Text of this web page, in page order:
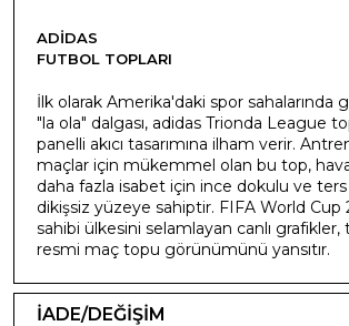
ADIDAS
FUTBOL TOPLARI
İlk olarak Amerika'daki spor sahalarında
"la ola" dalgası, adidas Trionda League
panelli akıcı tasarımına ilham verir.
maçlar için mükemmel olan bu top,
daha fazla isabet için ince dokulu ve
dikişsiz yüzeye sahiptir. FIFA World Cup
sahibi ülkesini selamlayan canlı grafikler,
resmi maç topu görünümünü yansıtır.
İADE/DEĞİŞİM